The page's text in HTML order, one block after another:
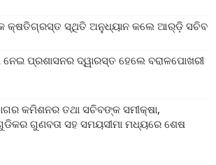
କ୍ଷତିଗ୍ରସ୍ତ ସ୍ଥିତି ଅନୁଧ୍ୟାନ କଲେ ଆର୍‌ଡ଼ି ସଚିବ
ପ୍ରଶାସନର ଦ୍ୱାରସ୍ତ ହେଲେ ବରାଳପୋଖରୀ
କମିଶନର ତଥା ସଚିବଙ୍କ ସମୀକ୍ଷା,
ଗୁଣବତା ସହ ସମୟସୀମା ମଧ୍ୟରେ ଶେଷ